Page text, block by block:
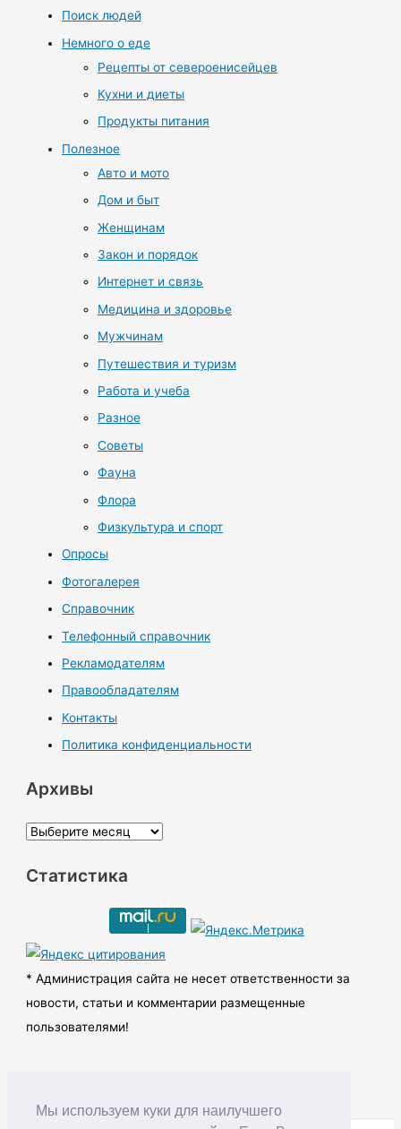
Мы используем куки для наилучшего
Поиск людей
Немного о еде
Рецепты от североенисейцев
Кухни и диеты
Продукты питания
Полезное
Авто и мото
Дом и быт
Женщинам
Закон и порядок
Интернет и связь
Медицина и здоровье
Мужчинам
Путешествия и туризм
Работа и учеба
Разное
Советы
Фауна
Флора
Физкультура и спорт
Опросы
Фотогалерея
Справочник
Телефонный справочник
Рекламодателям
Правообладателям
Контакты
Политика конфиденциальности
Архивы
А
х
ы
Статистика
* Администрация сайта не несет ответственности за
новости, статьи и комментарии размещенные
пользователями!